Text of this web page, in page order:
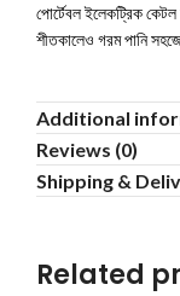
পোর্টেবল ইলেকট্রিক কেটল
শীতকালেও গরম পানি
Additional
Reviews (0)
Shipping &
Related